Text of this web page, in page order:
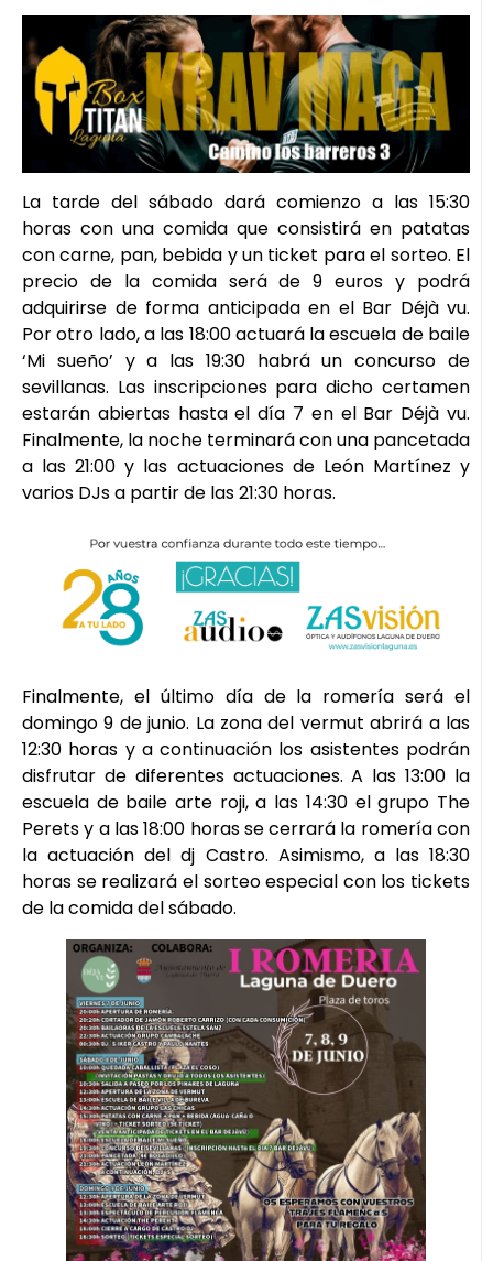
La tarde del sábado dará comienzo a las 15:30
horas con una comida que consistirá en patatas
con carne, pan, bebida y un ticket para el sorteo. El
precio de la comida será de 9 euros y podrá
adquirirse de forma anticipada en el Bar Déjà vu.
Por otro lado, a las 18:00 actuará la escuela de baile
‘Mi sueño’ y a las 19:30 habrá un concurso de
sevillanas. Las inscripciones para dicho certamen
estarán abiertas hasta el día 7 en el Bar Déjà vu.
Finalmente, la noche terminará con una pancetada
a las 21:00 y las actuaciones de León Martínez y
varios DJs a partir de las 21:30 horas.
Finalmente, el último día de la romería será el
domingo 9 de junio. La zona del vermut abrirá a las
12:30 horas y a continuación los asistentes podrán
disfrutar de diferentes actuaciones. A las 13:00 la
escuela de baile arte roji, a las 14:30 el grupo The
Perets y a las 18:00 horas se cerrará la romería con
la actuación del dj Castro. Asimismo, a las 18:30
horas se realizará el sorteo especial con los tickets
de la comida del sábado.